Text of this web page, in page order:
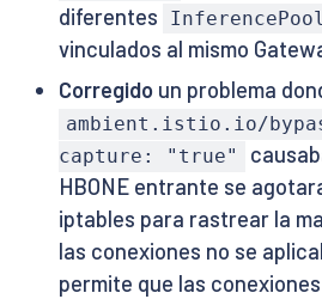
diferentes
InferencePool
vinculados al mismo
Corregidoun problema
ambient.istio.io/
capture: "true"
HBONE entrante se
iptables para rastrear la
las conexiones no se
permite que las